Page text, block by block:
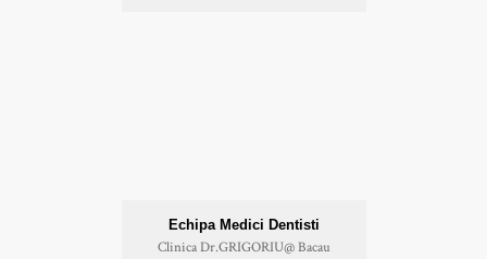
Echipa Medici Dentisti
Clinica Dr.GRIGORIU@ Bacau